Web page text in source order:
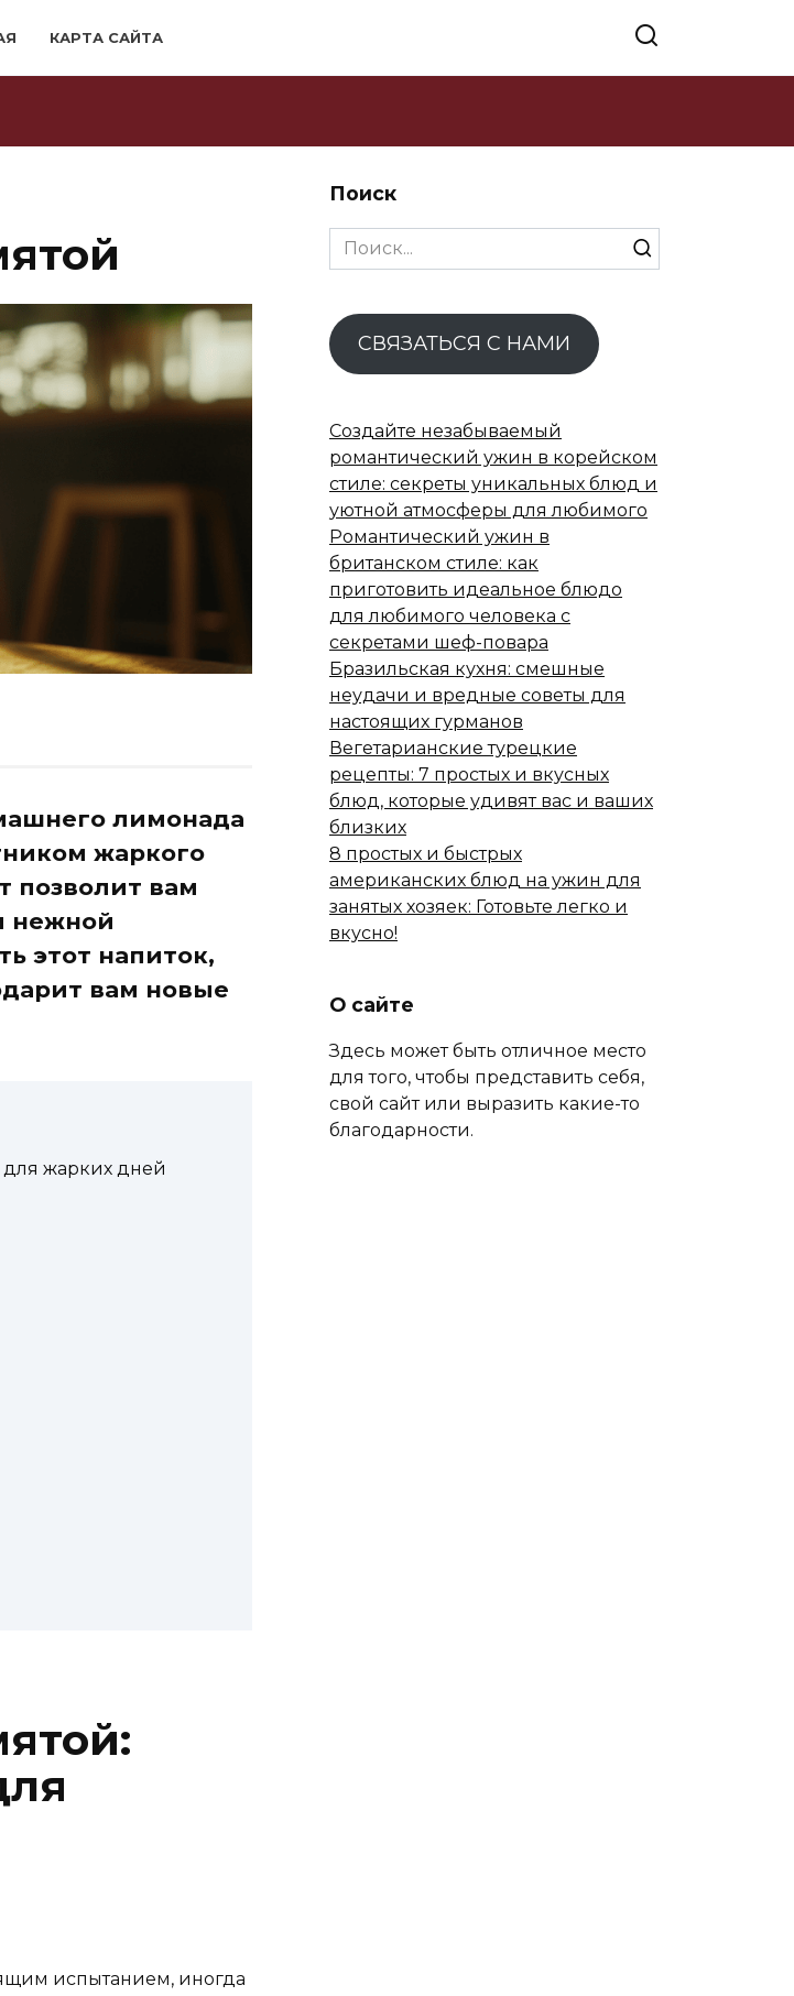
КАРТА САЙТА
лимонада
жаркого
позволит вам
нежной
этот напиток,
вам новые
жарких дней
испытанием, иногда
Поиск
Search
for:
СВЯЗАТЬСЯ С НАМИ
Создайте незабываемый
романтический ужин в корейском
стиле: секреты уникальных блюд и
уютной атмосферы для любимого
Романтический ужин в
британском стиле: как
приготовить идеальное блюдо
для любимого человека с
секретами шеф-повара
Бразильская кухня: смешные
неудачи и вредные советы для
настоящих гурманов
Вегетарианские турецкие
рецепты: 7 простых и вкусных
блюд, которые удивят вас и ваших
близких
8 простых и быстрых
американских блюд на ужин для
занятых хозяек: Готовьте легко и
вкусно!
О сайте
Здесь может быть отличное место
для того, чтобы представить себя,
свой сайт или выразить какие-то
благодарности.